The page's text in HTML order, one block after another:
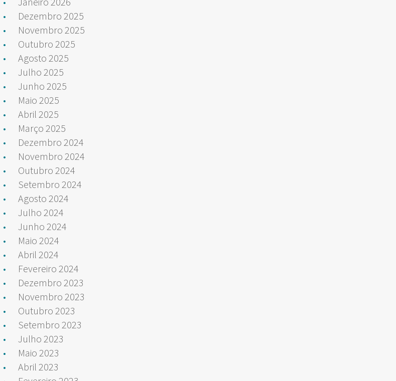
Dezembro 2025
Novembro 2025
Outubro 2025
Agosto 2025
Julho 2025
Junho 2025
Maio 2025
Abril 2025
Março 2025
Dezembro 2024
Novembro 2024
Outubro 2024
Setembro 2024
Agosto 2024
Julho 2024
Junho 2024
Maio 2024
Abril 2024
Fevereiro 2024
Dezembro 2023
Novembro 2023
Outubro 2023
Setembro 2023
Julho 2023
Maio 2023
Abril 2023